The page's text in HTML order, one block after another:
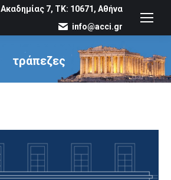
Ακαδημίας 7, ΤΚ: 10671, Αθήνα
info@acci.gr
τράπεζες
You are here: